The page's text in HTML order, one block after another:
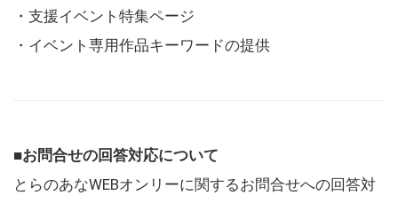
・支援イベント特集ページ
・イベント専用作品キーワードの提供
■お問合せの回答対応について
とらのあなWEBオンリーに関するお問合せへの回答対